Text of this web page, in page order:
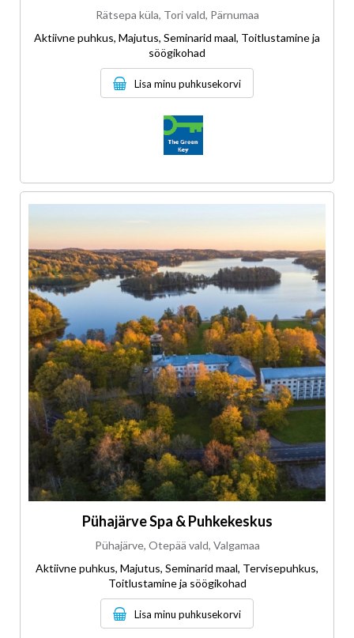
Rätsepa küla, Tori vald, Pärnumaa
Aktiivne puhkus, Majutus, Seminarid maal, Toitlustamine ja
söögikohad
Lisa minu puhkusekorvi
Pühajärve Spa & Puhkekeskus
Pühajärve, Otepää vald, Valgamaa
Aktiivne puhkus, Majutus, Seminarid maal, Tervisepuhkus,
Toitlustamine ja söögikohad
Lisa minu puhkusekorvi